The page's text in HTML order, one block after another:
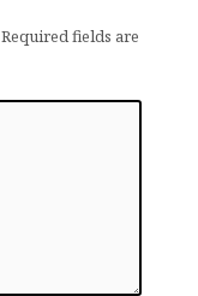
Required fields are